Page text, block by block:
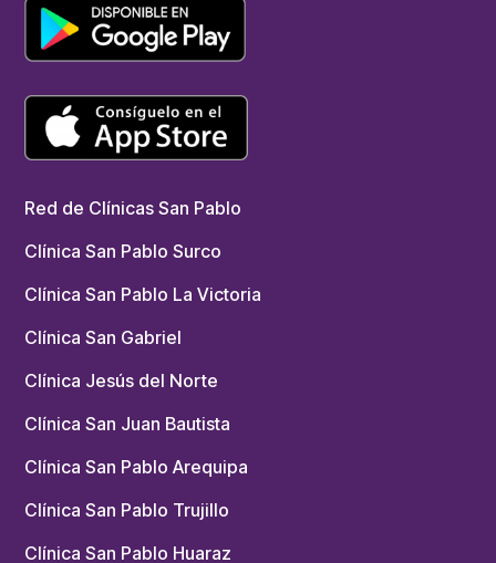
Red de Clínicas San Pablo
Clínica San Pablo Surco
Clínica San Pablo La Victoria
Clínica San Gabriel
Clínica Jesús del Norte
Clínica San Juan Bautista
Clínica San Pablo Arequipa
Clínica San Pablo Trujillo
Clínica San Pablo Huaraz